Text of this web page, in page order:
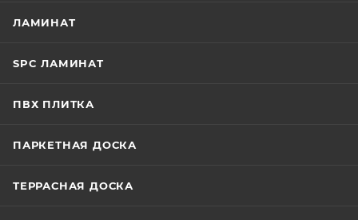
ЛАМИНАТ
SPC ЛАМИНАТ
ПВХ ПЛИТКА
ПАРКЕТНАЯ ДОСКА
ТЕРРАСНАЯ ДОСКА